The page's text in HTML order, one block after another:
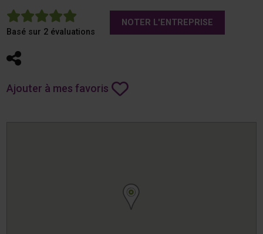
5
Basé sur 2 évaluations
NOTER L'ENTREPRISE
Partager
Ajouter à mes favoris